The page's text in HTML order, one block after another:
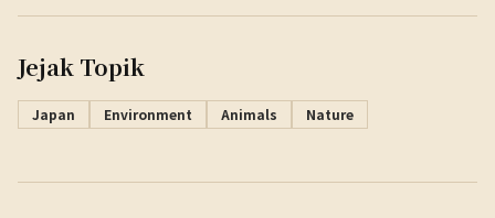
Jejak Topik
Japan Environment Animals Nature